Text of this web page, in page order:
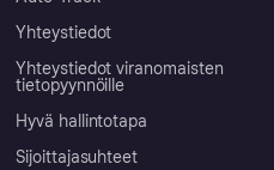
Yhteystiedot
Yhteystiedot viranomaisten
tietopyynnöille
Hyvä hallintotapa
Sijoittajasuhteet